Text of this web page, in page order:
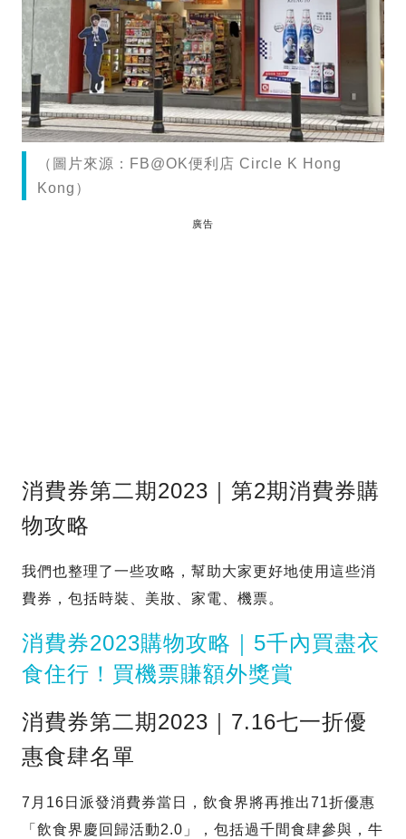
（圖片來源：FB@OK便利店 Circle K Hong
Kong）
廣告
消費券第二期2023｜第2期消費券購
物攻略
我們也整理了一些攻略，幫助大家更好地使用這些消
費券，包括時裝、美妝、家電、機票。
消費券2023購物攻略｜5千內買盡衣
食住行！買機票賺額外獎賞
消費券第二期2023｜7.16七一折優
惠食肆名單
7月16日派發消費券當日，飲食界將再推出71折優惠
「飲食界慶回歸活動2.0」，包括過千間食肆參與，牛